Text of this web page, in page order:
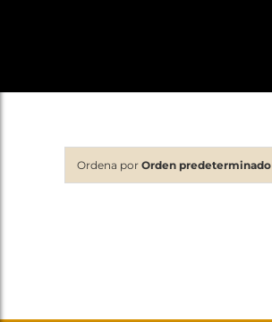
Ordena por Orden predeterminado